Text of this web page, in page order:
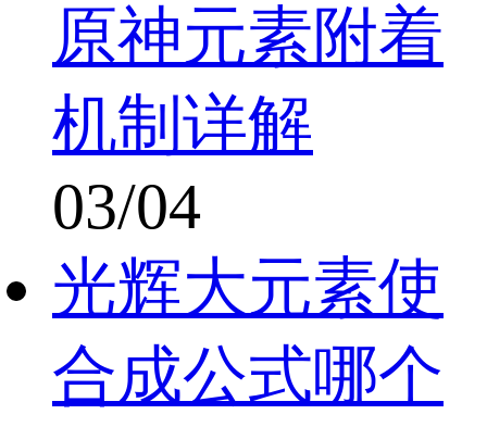
原神元素附着
机制详解
03/04
光辉大元素使
合成公式哪个